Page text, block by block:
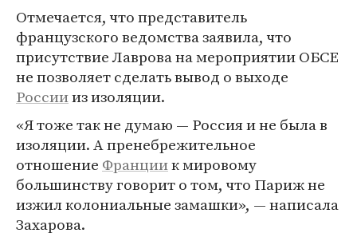
Отмечается, что представитель
французского ведомства заявила, что
присутствие Лаврова на мероприятии ОБСЕ
не позволяет сделать вывод о выходе
Россиииз изоляции.
«Я тоже так не думаю — Россия и не была в
изоляции. А пренебрежительное
отношение Франциик мировому
большинству говорит о том, что Париж не
изжил колониальные замашки», — написала
Захарова.